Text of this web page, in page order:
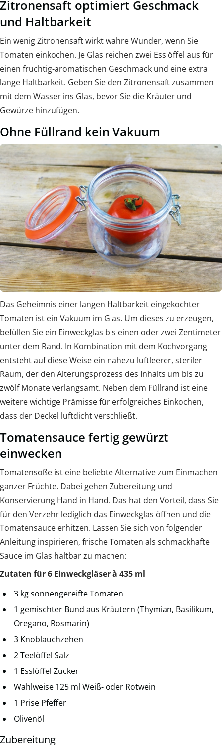
Zitronensaft optimiert Geschmack
und Haltbarkeit
Ein wenig Zitronensaft wirkt wahre Wunder, wenn Sie
Tomaten einkochen. Je Glas reichen zwei Esslöffel aus für
einen fruchtig-aromatischen Geschmack und eine extra
lange Haltbarkeit. Geben Sie den Zitronensaft zusammen
mit dem Wasser ins Glas, bevor Sie die Kräuter und
Gewürze hinzufügen.
Ohne Füllrand kein Vakuum
Das Geheimnis einer langen Haltbarkeit eingekochter
Tomaten ist ein Vakuum im Glas. Um dieses zu erzeugen,
befüllen Sie ein Einweckglas bis einen oder zwei Zentimeter
unter dem Rand. In Kombination mit dem Kochvorgang
entsteht auf diese Weise ein nahezu luftleerer, steriler
Raum, der den Alterungsprozess des Inhalts um bis zu
zwölf Monate verlangsamt. Neben dem Füllrand ist eine
weitere wichtige Prämisse für erfolgreiches Einkochen,
dass der Deckel luftdicht verschließt.
Tomatensauce fertig gewürzt
einwecken
Tomatensoße ist eine beliebte Alternative zum Einmachen
ganzer Früchte. Dabei gehen Zubereitung und
Konservierung Hand in Hand. Das hat den Vorteil, dass Sie
für den Verzehr lediglich das Einweckglas öffnen und die
Tomatensauce erhitzen. Lassen Sie sich von folgender
Anleitung inspirieren, frische Tomaten als schmackhafte
Sauce im Glas haltbar zu machen:
Zutaten für 6 Einweckgläser à 435 ml
3 kg sonnengereifte Tomaten
1 gemischter Bund aus Kräutern (Thymian, Basilikum,
Oregano, Rosmarin)
3 Knoblauchzehen
2 Teelöffel Salz
1 Esslöffel Zucker
Wahlweise 125 ml Weiß- oder Rotwein
1 Prise Pfeffer
Olivenöl
Zubereitung